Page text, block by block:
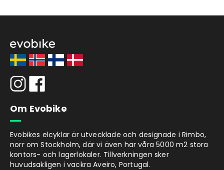
Om Evobike
Evobikes elcyklar är utvecklade och designade i Rimbo,
norr om Stockholm, där vi även har våra 5000 m2 stora
kontors- och lagerlokaler. Tillverkningen sker
huvudsakligen i vackra Aveiro, Portugal.